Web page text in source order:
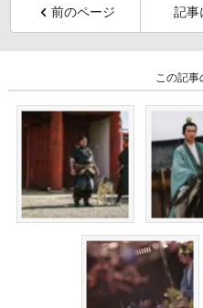
前のページ 記事
この記